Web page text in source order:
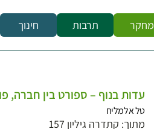
מחקר תרבות חינוך
עדות בנוף – ספורט בין חברה,
טל אלמליח
מתוך: קתדרה גיליון 157